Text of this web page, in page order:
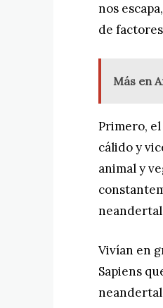
nos
de
Más en
Primero,
cálido y
animal y
Vivían en
Sapiens